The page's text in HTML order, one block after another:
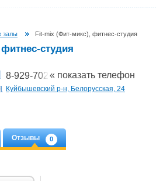
залы Fit-mix (Фит-микс), фитнес-студия
студия
8-929-702-50-05,« показать телефон
Куйбышевский р-н, Белорусская, 24
Отзывы 0